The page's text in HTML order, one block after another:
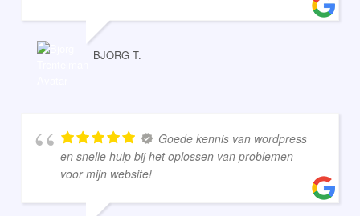
BJORG T.
Goede kennis van wordpress
en snelle hulp bij het oplossen van problemen
voor mijn website!